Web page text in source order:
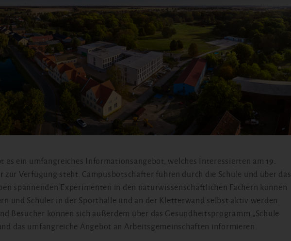
es ein umfangreiches Informationsangebot, welches Interessierten am19.
zur Verfügung steht. Campusbotschafter führen durch die Schule und über das
spannenden Experimenten in den naturwissenschaftlichen Fächern können
und Schüler in der Sporthalle und an der Kletterwand selbst aktiv werden.
Besucher können sich außerdem über das Gesundheitsprogramm „Schule
das umfangreiche Angebot an Arbeitsgemeinschaften informieren.